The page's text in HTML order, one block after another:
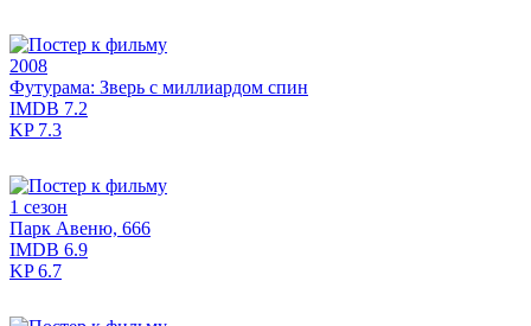
2008
Футурама: Зверь с миллиардом спин
IMDB 7.2
KP7.3
1 сезон
Парк Авеню, 666
IMDB 6.9
KP6.7